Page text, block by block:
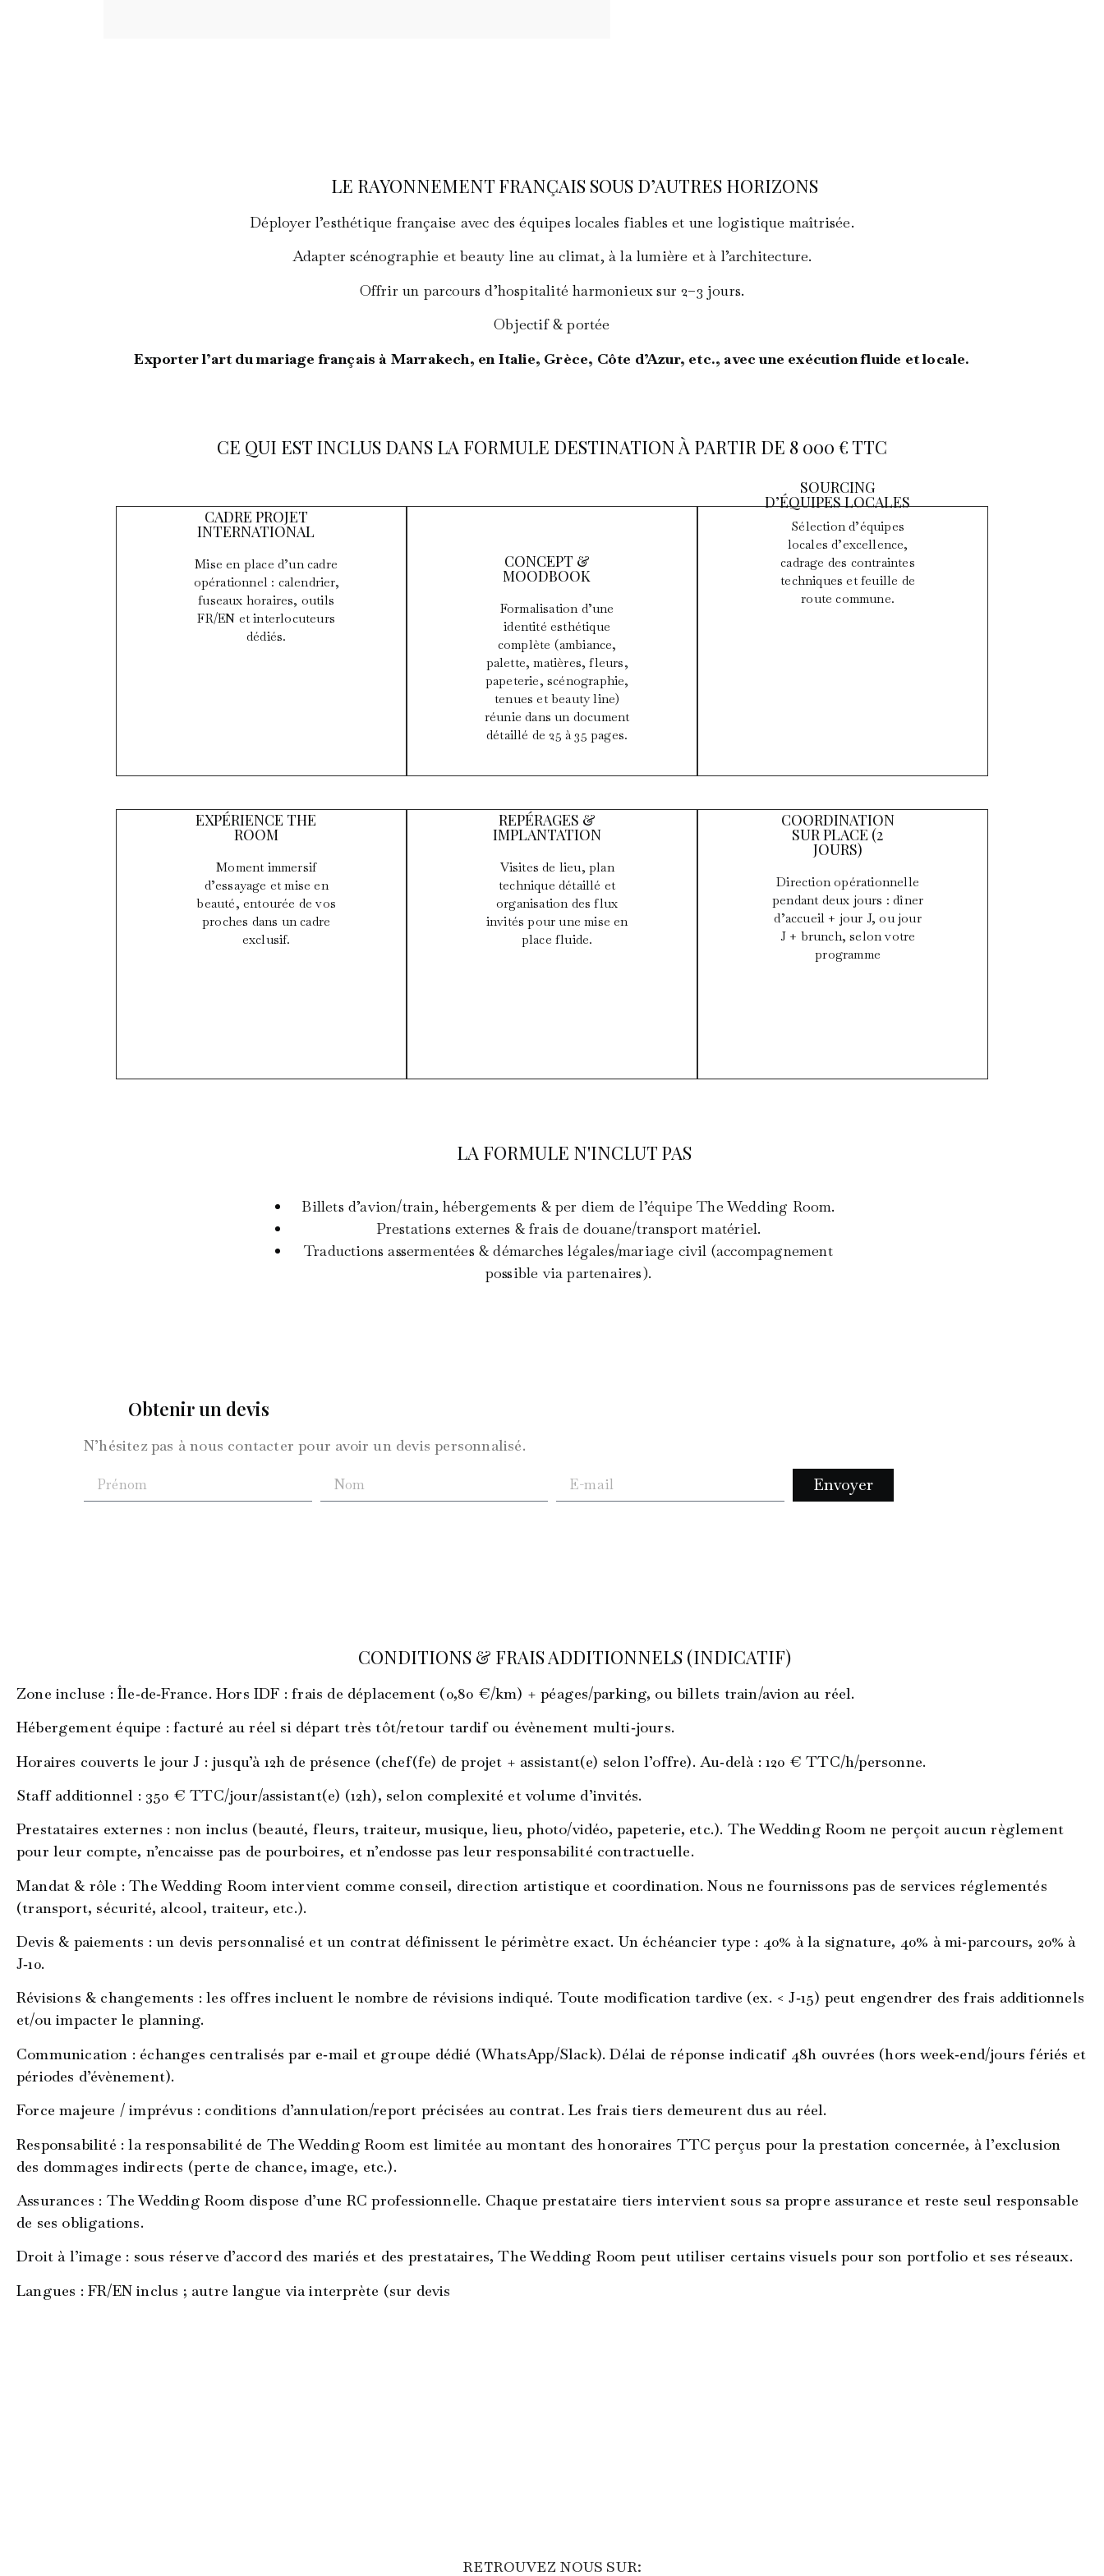
LE RAYONNEMENT FRANÇAIS SOUS D’AUTRES HORIZONS
Déployer l’esthétique française avec des équipes locales fiables et une logistique maîtrisée.
Adapter scénographie et beauty line au climat, à la lumière et à l’architecture.
Offrir un parcours d’hospitalité harmonieux sur 2–3 jours.
Objectif & portée
Exporter l’art du mariage français à Marrakech, en Italie, Grèce, Côte d’Azur, etc., avec une exécution fluide et locale.
CE QUI EST INCLUS DANS LA FORMULE DESTINATION À PARTIR DE 8 000 € TTC
CADRE PROJET
INTERNATIONAL
Mise en place d’un cadre
opérationnel : calendrier,
fuseaux horaires, outils
FR/EN et interlocuteurs
dédiés.
CONCEPT &
MOODBOOK
Formalisation d’une
identité esthétique
complète (ambiance,
palette, matières, fleurs,
papeterie, scénographie,
tenues et beauty line)
réunie dans un document
détaillé de 25 à 35 pages.
SOURCING
D’ÉQUIPES LOCALES
Sélection d’équipes
locales d’excellence,
cadrage des contraintes
techniques et feuille de
route commune.
EXPÉRIENCE THE
ROOM
Moment immersif
d’essayage et mise en
beauté, entourée de vos
proches dans un cadre
exclusif.
REPÉRAGES &
IMPLANTATION
Visites de lieu, plan
technique détaillé et
organisation des flux
invités pour une mise en
place fluide.
COORDINATION
SUR PLACE (2
JOURS)
Direction opérationnelle
pendant deux jours : dîner
d’accueil + jour J, ou jour
J + brunch, selon votre
programme
LA FORMULE N'INCLUT PAS
Billets d’avion/train, hébergements & per diem de l’équipe The Wedding Room.
Prestations externes & frais de douane/transport matériel.
Traductions assermentées & démarches légales/mariage civil (accompagnement
possible via partenaires).
Obtenir un devis
N’hésitez pas à nous contacter pour avoir un devis personnalisé.
Envoyer
CONDITIONS & FRAIS ADDITIONNELS (INDICATIF)
Zone incluse : Île‑de‑France. Hors IDF : frais de déplacement (0,80 €/km) + péages/parking, ou billets train/avion au réel.
Hébergement équipe : facturé au réel si départ très tôt/retour tardif ou évènement multi‑jours.
Horaires couverts le jour J : jusqu’à 12h de présence (chef(fe) de projet + assistant(e) selon l’offre). Au‑delà : 120 € TTC/h/personne.
Staff additionnel : 350 € TTC/jour/assistant(e) (12h), selon complexité et volume d’invités.
Prestataires externes : non inclus (beauté, fleurs, traiteur, musique, lieu, photo/vidéo, papeterie, etc.). The Wedding Room ne perçoit aucun règlement
pour leur compte, n’encaisse pas de pourboires, et n’endosse pas leur responsabilité contractuelle.
Mandat & rôle : The Wedding Room intervient comme conseil, direction artistique et coordination. Nous ne fournissons pas de services réglementés
(transport, sécurité, alcool, traiteur, etc.).
Devis & paiements : un devis personnalisé et un contrat définissent le périmètre exact. Un échéancier type : 40% à la signature, 40% à mi‑parcours, 20% à
J‑10.
Révisions & changements :les offres incluent le nombre de révisions indiqué. Toute modification tardive (ex. < J‑15) peut engendrer des frais additionnels
et/ou impacter le planning.
Communication : échanges centralisés par e‑mail et groupe dédié (WhatsApp/Slack). Délai de réponse indicatif 48h ouvrées (hors week‑end/jours fériés et
périodes d’évènement).
Force majeure / imprévus : conditions d’annulation/report précisées au contrat. Les frais tiers demeurent dus au réel.
Responsabilité : la responsabilité de The Wedding Room est limitée au montant des honoraires TTC perçus pour la prestation concernée, à l’exclusion
des dommages indirects (perte de chance, image, etc.).
Assurances : The Wedding Room dispose d’une RC professionnelle. Chaque prestataire tiers intervient sous sa propre assurance et reste seul responsable
de ses obligations.
Droit à l’image : sous réserve d’accord des mariés et des prestataires, The Wedding Room peut utiliser certains visuels pour son portfolio et ses réseaux.
Langues : FR/EN inclus ; autre langue via interprète (sur devis
RETROUVEZ NOUS SUR: